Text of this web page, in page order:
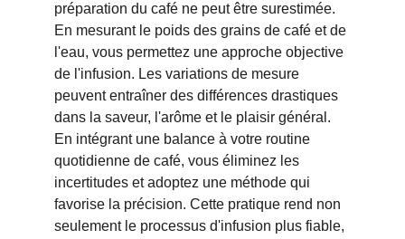
préparation du café ne peut être surestimée.
En mesurant le poids des grains de café et de
l'eau, vous permettez une approche objective
de l'infusion. Les variations de mesure
peuvent entraîner des différences drastiques
dans la saveur, l'arôme et le plaisir général.
En intégrant une balance à votre routine
quotidienne de café, vous éliminez les
incertitudes et adoptez une méthode qui
favorise la précision. Cette pratique rend non
seulement le processus d'infusion plus fiable,